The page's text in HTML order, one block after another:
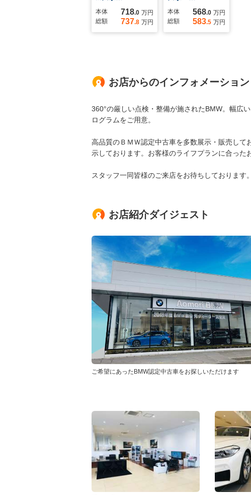
本体 718.0 万円
総額
737.8 万円
本体 568.0 万円
総額
583.5 万円
お店からのインフォメーション
360°の厳しい点検・整備が施されたBMW。幅広
ログラムをご用意。
高品質のＢＭＷ認定中古車を多数展示・販売し
示しております。お客様のライフプランに合った
スタッフ一同皆様のご来店をお待ちしております。
お店紹介ダイジェスト
ご希望にあったBMW認定中古車をお探しいただけます